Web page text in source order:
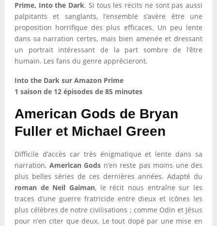
Prime, Into the Dark. Si tous les récits ne sont pas aussi
palpitants et sanglants, l’ensemble s’avère être une
proposition horrifique des plus efficaces. Un peu lente
dans sa narration certes, mais bien amenée et dressant
un portrait intéressant de la part sombre de l’être
humain. Les fans du genre apprécieront.
Into the Dark sur Amazon Prime
1 saison de 12 épisodes de 85 minutes
American Gods de Bryan
Fuller et Michael Green
Difficile d’accès car très énigmatique et lente dans sa
narration, American Gods n’en reste pas moins une des
plus belles séries de ces dernières années. Adapté du
roman de Neil Gaiman, le récit nous entraîne sur les
traces d’une guerre fratricide entre dieux et icônes les
plus célèbres de notre civilisations ; comme Odin et Jésus
pour n’en citer que deux. Le tout dopé par une mise en